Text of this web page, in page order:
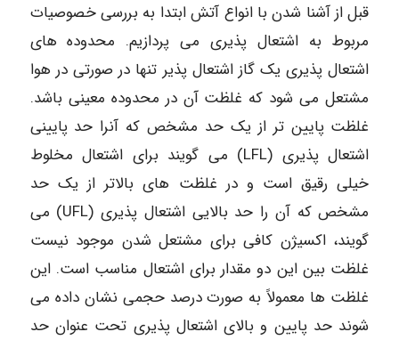
قبل از آشنا شدن با انواع آتش ابتدا به بررسی خصوصیات
مربوط به اشتعال پذیری می پردازیم. محدوده های
اشتعال پذیری یک گاز اشتعال پذیر تنها در صورتی در هوا
مشتعل می شود که غلظت آن در محدوده معینی باشد.
غلظت پایین تر از یک حد مشخص که آنرا حد پایینی
اشتعال پذیری (LFL) می گویند برای اشتعال مخلوط
خیلی رقیق است و در غلظت های بالاتر از یک حد
مشخص که آن را حد بالایی اشتعال پذیری (UFL) می
گویند، اکسیژن کافی برای مشتعل شدن موجود نیست
غلظت بین این دو مقدار برای اشتعال مناسب است. این
غلظت ها معمولاً به صورت درصد حجمی نشان داده می
شوند حد پایین و بالای اشتعال پذیری تحت عنوان حد